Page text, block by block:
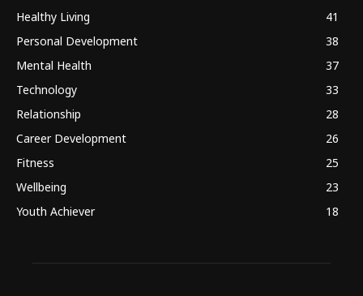
Healthy Living
41
Personal Development
38
Mental Health
37
Technology
33
Relationship
28
Career Development
26
Fitness
25
Wellbeing
23
Youth Achiever
18